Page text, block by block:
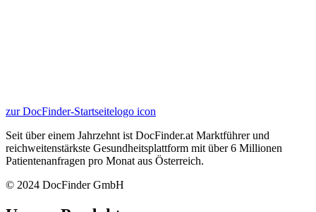
zur DocFinder-Startseitelogo icon
Seit über einem Jahrzehnt ist DocFinder.at Marktführer und
reichweitenstärkste Gesundheitsplattform mit über 6 Millionen
Patientenanfragen pro Monat aus Österreich.
© 2024 DocFinder GmbH